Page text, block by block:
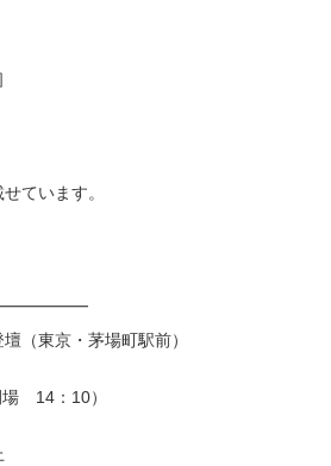
ています。
（東京・茅場町駅前）
14：10）